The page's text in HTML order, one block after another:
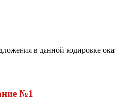
в данной кодировке
№1